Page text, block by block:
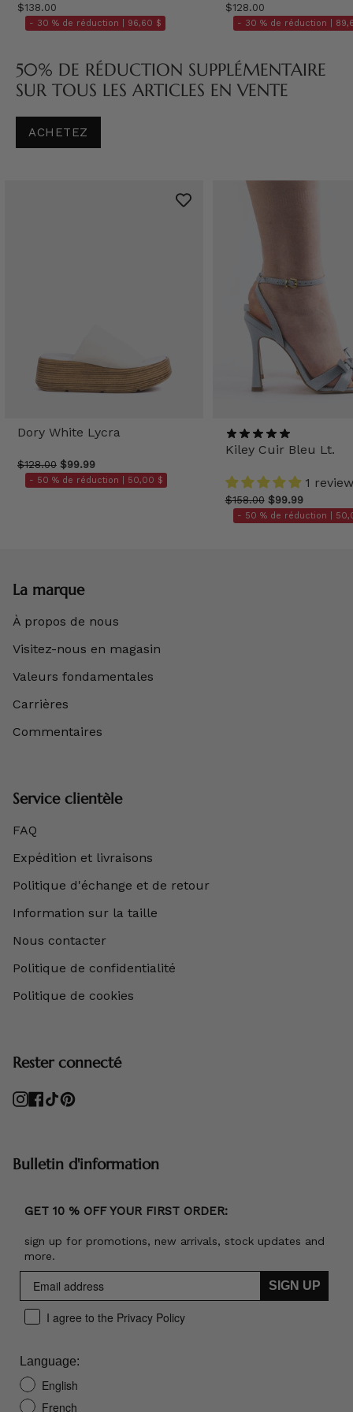
$138.00
- 30 % de réduction | 96,60 $
$128.00
- 30 % de réduction |
50% DE RÉDUCTION SUPPLÉMENTAIRE
SUR TOUS LES ARTICLES EN VENTE
ACHETEZ
Dory White Lycra
$128.00 $99.99
- 50 % de réduction | 50,00 $
Kiley Cuir Bleu Lt.
1 review
$158.00 $99.99
- 50 % de réduction |
La marque
À propos de nous
Visitez-nous en magasin
Valeurs fondamentales
Carrières
Commentaires
Service clientèle
FAQ
Expédition et livraisons
Politique d'échange et de retour
Information sur la taille
Nous contacter
Politique de confidentialité
Politique de cookies
Rester connecté
Instagram
Facebook
TikTokPinterest
Bulletin d'information
GET 10 % OFF YOUR FIRST ORDER:
sign up for promotions, new arrivals, stock updates and
more.
SIGN UP
I agree to the Privacy Policy
Language:
English
French